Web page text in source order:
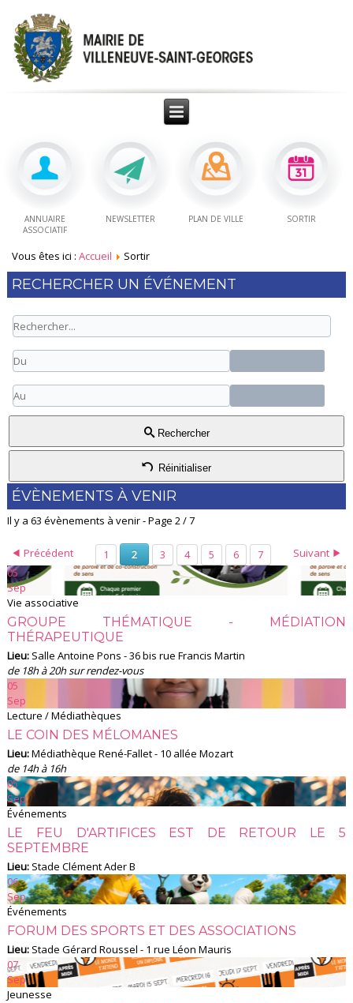
ANNUAIRE
ASSOCIATIF
NEWSLETTER PLAN DE VILLE SORTIR
Vous êtes ici :Accueil Sortir
RECHERCHER UN ÉVÉNEMENT
Rechercher
Réinitialiser
ÉVÈNEMENTS À VENIR
Il y a 63 évènements à venir- Page 2 / 7
Précédent 1 2 3 4 5 6 7
Suivant
05
Sep
Vie associative
GROUPE THÉMATIQUE - MÉDIATION
THÉRAPEUTIQUE
Lieu: Salle Antoine Pons - 36 bis rue Francis Martin
de 18h à 20h sur rendez-vous
05
Sep
Lecture / Médiathèques
LE COIN DES MÉLOMANES
Lieu:Médiathèque René-Fallet - 10 allée Mozart
de 14h à 16h
05
Sep
Événements
LE FEU D'ARTIFICES EST DE RETOUR LE 5
SEPTEMBRE
Lieu: Stade Clément Ader B
06
Sep
Événements
FORUM DES SPORTS ET DES ASSOCIATIONS
Lieu: Stade Gérard Roussel - 1 rue Léon Mauris
07
Sep
Jeunesse